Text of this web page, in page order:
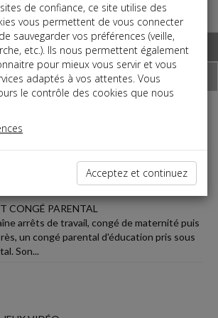
dépêches
CONGÉ PARENTAL
arrêts de travail, congé de maternité puis
un congé parental d'éducation pris sous
Son...
de confiance, ce site utilise des
vous permettent de vous connecter
sauvegarder vos préférences (veille,
etc.). Ils nous permettent également
pour mieux vous servir et vous
adaptés à vos attentes. Vous
le contrôle des cookies que nous
Acceptez et continuez